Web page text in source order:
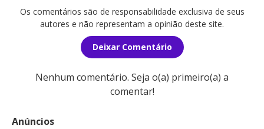
Os comentários são de responsabilidade exclusiva de seus
autores e não representam a opinião deste site.
Deixar Comentário
Nenhum comentário. Seja o(a) primeiro(a) a
comentar!
Anúncios